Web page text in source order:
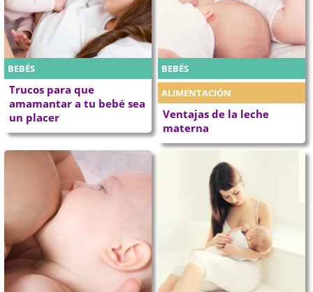
BEBÉS
Trucos para que
amamantar a tu bebé sea
un placer
BEBÉS
ALIMENTACIÓN
Ventajas de la leche
materna